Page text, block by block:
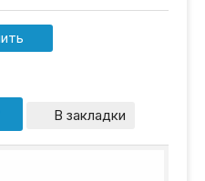
В закладки